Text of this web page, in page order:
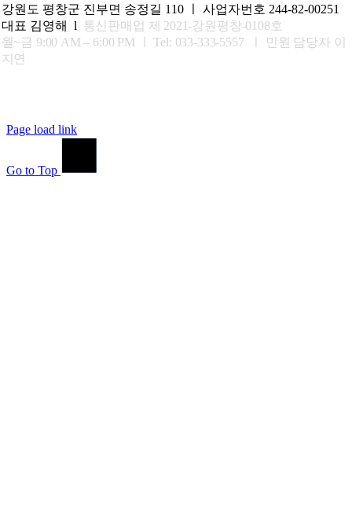
강원도 평창군 진부면 송정길 110 ㅣ 사업자번호 244-82-00251
대표 김영해 l 통신판매업 제 2021-강원평창-0108호
월~금 9:00 AM – 6:00 PM ㅣTel: 033-333-5557 ㅣ 민원 담당자 이
지연
Page load link
Go to Top